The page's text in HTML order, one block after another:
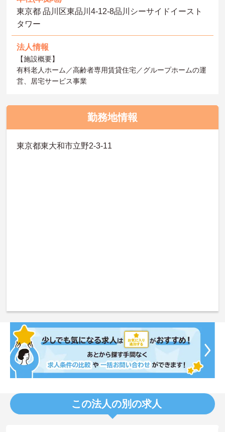
東京都 品川区東品川4-12-8品川シーサイドイースト
タワー
法人情報
【施設概要】
有料老人ホーム／高齢者専用賃貸住宅／グループホームの運
営、居宅サービス事業
勤務地情報
東京都東大和市立野2-3-11
この法人の別の求人